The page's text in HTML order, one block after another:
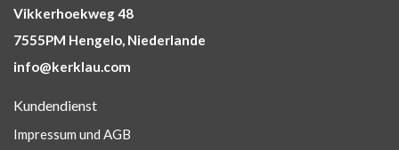
Vikkerhoekweg 48
7555PM Hengelo, Niederlande
info@kerklau.com
Kundendienst
Impressum und AGB